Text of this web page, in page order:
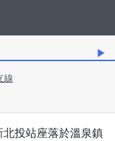
▶
線
投站座落於溫泉鎮